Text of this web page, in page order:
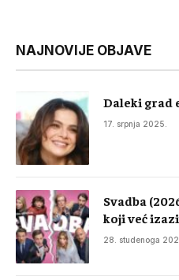
NAJNOVIJE OBJAVE
Daleki grad
17. srpnja 2025.
Svadba
koji već
28. studenoga